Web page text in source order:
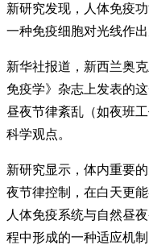
新研究发现，人体免疫
一种免疫细胞对光线作
新华社报道，新西兰奥
免疫学》杂志上发表的
昼夜节律紊乱（如夜班
科学观点。
新研究显示，体内重要
夜节律控制，在白天更
人体免疫系统与自然昼
程中形成的一种适应机